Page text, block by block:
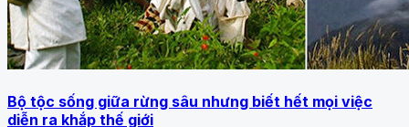
Bộ tộc sống giữa rừng sâu nhưng biết hết mọi việc
diễn ra khắp thế giới